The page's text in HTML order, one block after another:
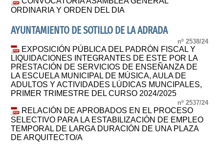
ORDINARIA Y ORDEN DEL DIA
AYUNTAMIENTO DE SOTILLO DE LA ADRADA
nº 2538/24
EXPOSICIÓN PÚBLICA DEL PADRÓN FISCAL Y
LIQUIDACIONES INTEGRANTES DE ESTE POR LA
PRESTACIÓN DE SERVICIOS DE ENSEÑANZA DE
LA ESCUELA MUNICIPAL DE MÚSICA, AULA DE
ADULTOS Y ACTIVIDADES LÚDICAS MUNCIPALES,
PRIMER TRIMESTRE DEL CURSO 2024/2025
nº 2537/24
RELACIÓN DE APROBADOS EN EL PROCESO
SELECTIVO PARA LA ESTABILIZACIÓN DE EMPLEO
TEMPORAL DE LARGA DURACIÓN DE UNA PLAZA
DE ARQUITECTO/A